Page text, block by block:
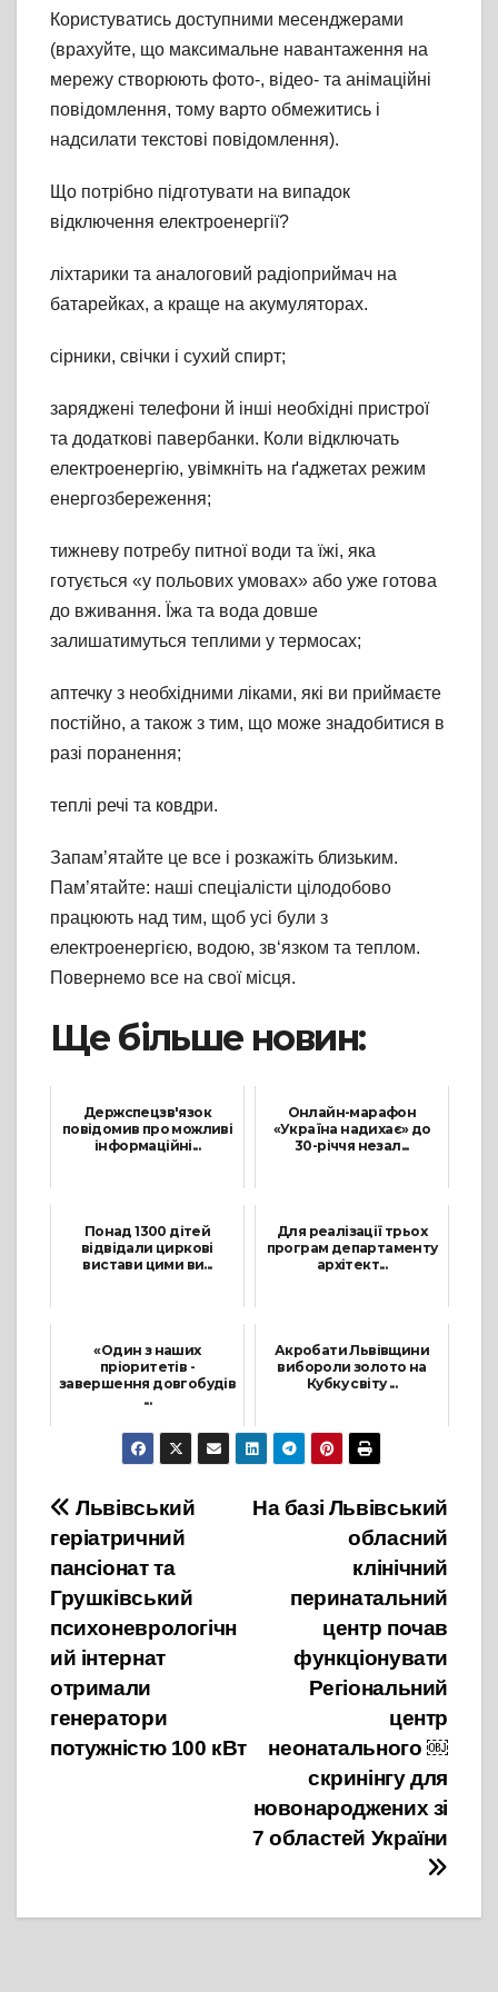
Користуватись доступними месенджерами
(врахуйте, що максимальне навантаження на
мережу створюють фото-, відео- та анімаційні
повідомлення, тому варто обмежитись і
надсилати текстові повідомлення).
Що потрібно підготувати на випадок
відключення електроенергії?
ліхтарики та аналоговий радіоприймач на
батарейках, а краще на акумуляторах.
сірники, свічки і сухий спирт;
заряджені телефони й інші необхідні пристрої
та додаткові павербанки. Коли відключать
електроенергію, увімкніть на ґаджетах режим
енергозбереження;
тижневу потребу питної води та їжі, яка
готується «у польових умовах» або уже готова
до вживання. Їжа та вода довше
залишатимуться теплими у термосах;
аптечку з необхідними ліками, які ви приймаєте
постійно, а також з тим, що може знадобитися в
разі поранення;
теплі речі та ковдри.
Запам’ятайте це все і розкажіть близьким.
Пам’ятайте: наші спеціалісти цілодобово
працюють над тим, щоб усі були з
електроенергією, водою, зв‘язком та теплом.
Повернемо все на свої місця.
Ще більше новин:
Держспецзв'язок
повідомив про можливі
інформаційні...
Онлайн-марафон
«Україна надихає» до
30-річчя незал...
Понад 1300 дітей
відвідали циркові
вистави цими ви...
Для реалізації трьох
програм департаменту
архітект...
«Один з наших
пріоритетів -
завершення довгобудів
...
5 Червня, 2021
Акробати Львівщини
вибороли золото на
Кубку світу ...
27 Квітня, 2021
Навігація
записів
На базі Львівський
обласний
клінічний
перинатальний
центр почав
функціонувати
Регіональний
центр
неонатального ￼
скринінгу для
новонароджених зі
7 областей України
Львівський
геріатричний
пансіонат та
Грушківський
психоневрологічн
ий інтернат
отримали
генератори
потужністю 100 кВт